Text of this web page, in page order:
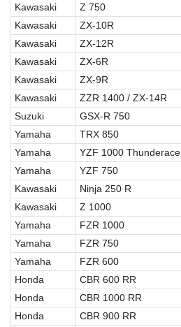
Kawasaki
Z 750
Kawasaki
ZX-10R
Kawasaki
ZX-12R
Kawasaki
ZX-6R
Kawasaki
ZX-9R
Kawasaki
ZZR 1400 / ZX-14R
Suzuki
GSX-R 750
Yamaha
TRX 850
Yamaha
YZF 1000 Thunderace
Yamaha
YZF 750
Kawasaki
Ninja 250 R
Kawasaki
Z 1000
Yamaha
FZR 1000
Yamaha
FZR 750
Yamaha
FZR 600
Honda
CBR 600 RR
Honda
CBR 1000 RR
Honda
CBR 900 RR